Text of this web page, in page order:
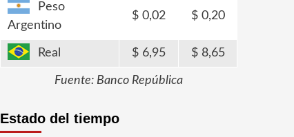
Peso
Argentino
0,02 0,20
Real 6,95 8,65
Fuente: Banco República
Estado del tiempo